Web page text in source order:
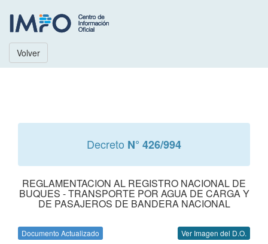
Volver
Decreto N° 426/994
REGLAMENTACION AL REGISTRO NACIONAL DE
BUQUES - TRANSPORTE POR AGUA DE CARGA Y
DE PASAJEROS DE BANDERA NACIONAL
Documento Actualizado Ver Imagen del D.O.